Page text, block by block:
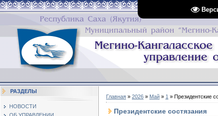
РАЗДЕЛЫ
НОВОСТИ
Главная » 2026 » Май » 1 » Президентские
Президентские состязания